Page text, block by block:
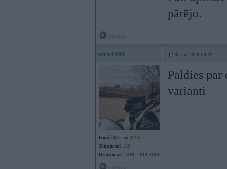
pārējo.
airis1989 02. Jul 2026, 09:29
Kopš: 08. Jan 2016
Ziņojumi: 139
Braucu ar: 2018, 2019,2019
Paldies
varianti